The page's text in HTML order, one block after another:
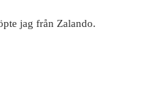
jag från Zalando.